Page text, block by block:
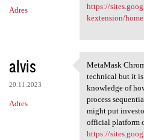
Adres
https://
kextension/home
alvis
20.11.2023
Adres
MetaMask
MetaMask
technical but it is
knowledge of
process
might put
official platform
https://